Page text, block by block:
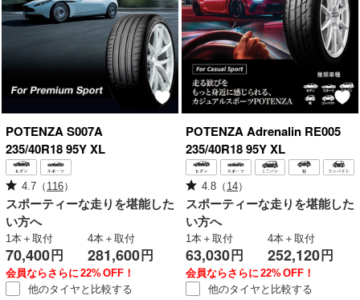
POTENZAS007A
235/40R18 95Y XL
4.7（ 116）
スポーティーな走りを堪能した
い方へ
1本＋取付
70,400 円
4本＋取付
281,600 円
会員ならさらに 22%OFF！
他のタイヤと 比較する
POTENZAAdrenalin RE005
235/40R18 95Y XL
4.8（ 14）
スポーティーな走りを堪能した
い方へ
1本＋取付
63,030 円
4本＋取付
252,120 円
会員ならさらに 22%OFF！
他のタイヤと 比較する